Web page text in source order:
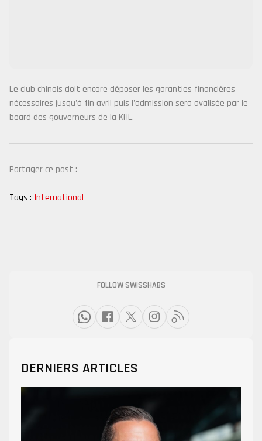
Le club chinois doit encore déposer les garanties financières
nécessaires jusqu'à fin avril puis l'admission sera avalisée par le
board des gouverneurs de la KHL.
Partager ce post :
Tags : International
FOLLOW SWISSHABS
DERNIERS ARTICLES